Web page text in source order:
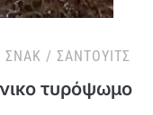
ΣΝΑΚ / ΣΆΝΤΟΥΙΤΣ
τυρόψωμο